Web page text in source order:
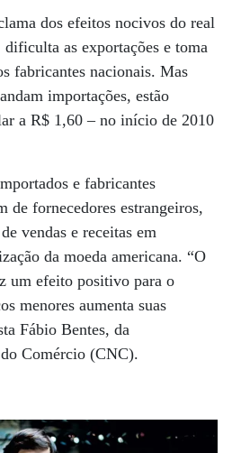
dos efeitos nocivos do real
as exportações e toma
fabricantes nacionais. Mas
importações, estão
a R$ 1,60 – no início de 2010
e fabricantes
de fornecedores estrangeiros,
vendas e receitas em
da moeda americana. “O
um efeito positivo para o
menores aumenta suas
Fábio Bentes, da
Comércio (CNC).